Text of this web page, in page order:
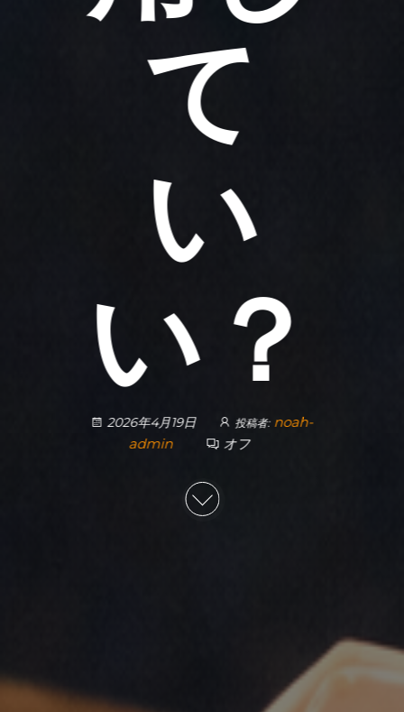
て
い
い？
2026年4月19日 投稿者: noah-
admin
オフ